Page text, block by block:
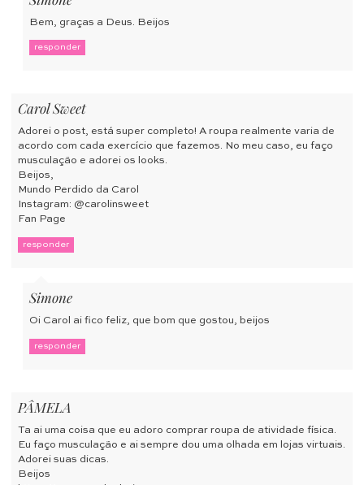
Bem, graças a Deus. Beijos
responder
Carol Sweet
Adorei o post, está super completo! A roupa realmente varia de
acordo com cada exercício que fazemos. No meu caso, eu faço
musculação e adorei os looks.
Beijos,
Mundo Perdido da Carol
Instagram: @carolinsweet
Fan Page
responder
Simone
Oi Carol ai fico feliz, que bom que gostou, beijos
responder
PÂMELA
Ta ai uma coisa que eu adoro comprar roupa de atividade física.
Eu faço musculação e ai sempre dou uma olhada em lojas virtuais.
Adorei suas dicas.
Beijos